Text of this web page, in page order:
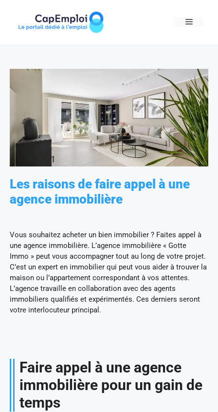
content
MENU
Les raisons de faire appel à une
agence immobilière
Vous souhaitez acheter un bien immobilier ? Faites appel à
une agence immobilière. L’agence immobilière « Gotte
Immo » peut vous accompagner tout au long de votre projet.
C’est un expert en immobilier qui peut vous aider à trouver la
maison ou l’appartement correspondant à vos attentes.
L’agence travaille en collaboration avec des agents
immobiliers qualifiés et expérimentés. Ces derniers seront
votre interlocuteur principal.
Faire appel à une agence
immobilière pour un gain de
temps